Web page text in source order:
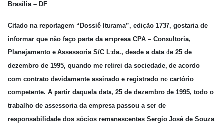
Brasília – DF
Citado na reportagem “Dossiê Iturama”, edição 1737, gostaria de
informar que não faço parte da empresa CPA – Consultoria,
Planejamento e Assessoria S/C Ltda., desde a data de 25 de
dezembro de 1995, quando me retirei da sociedade, de acordo
com contrato devidamente assinado e registrado no cartório
competente. A partir daquela data, 25 de dezembro de 1995, todo o
trabalho de assessoria da empresa passou a ser de
responsabilidade dos sócios remanescentes Sergio José de Souza